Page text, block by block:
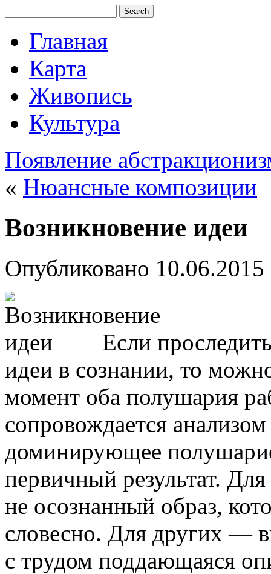
Главная
Карта
Живопись
Культура
Появление
« Нюансные композиции
Возникновение идеи
Опубликовано 10.06.2015
Если
идеи в сознании, то
момент оба полушария
сопровождается
доминирующее
первичный результат.
не осознанный образ,
словесно. Для других —
с трудом поддающаяся